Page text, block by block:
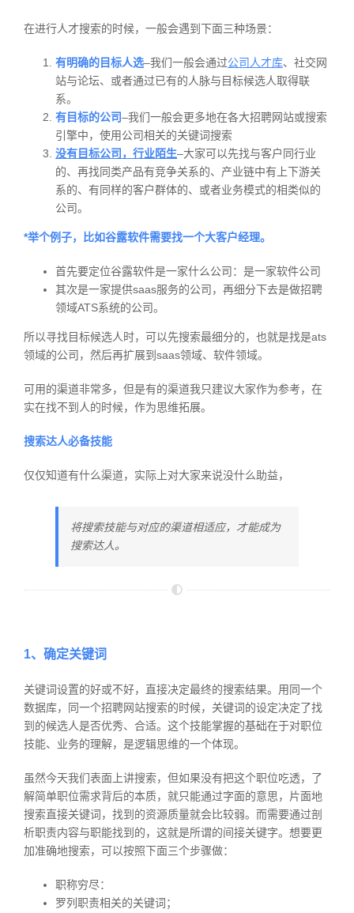
在进行人才搜索的时候，一般会遇到下面三种场景：
有明确的目标人选–我们一般会通过公司人才库、社交网
站与论坛、或者通过已有的人脉与目标候选人取得联
系。
有目标的公司–我们一般会更多地在各大招聘网站或搜索
引擎中，使用公司相关的关键词搜索
没有目标公司，行业陌生–大家可以先找与客户同行业
的、再找同类产品有竞争关系的、产业链中有上下游关
系的、有同样的客户群体的、或者业务模式的相类似的
公司。
*举个例子，比如谷露软件需要找一个大客户经理。
首先要定位谷露软件是一家什么公司：是一家软件公司
其次是一家提供saas服务的公司，再细分下去是做招聘
领域ATS系统的公司。
所以寻找目标候选人时，可以先搜索最细分的，也就是找是ats
领域的公司，然后再扩展到saas领域、软件领域。
可用的渠道非常多，但是有的渠道我只建议大家作为参考，在
实在找不到人的时候，作为思维拓展。
搜索达人必备技能
仅仅知道有什么渠道，实际上对大家来说没什么助益，
将搜索技能与对应的渠道相适应，才能成为
搜索达人。
1、确定关键词
关键词设置的好或不好，直接决定最终的搜索结果。用同一个
数据库，同一个招聘网站搜索的时候，关键词的设定决定了找
到的候选人是否优秀、合适。这个技能掌握的基础在于对职位
技能、业务的理解，是逻辑思维的一个体现。
虽然今天我们表面上讲搜索，但如果没有把这个职位吃透，了
解简单职位需求背后的本质，就只能通过字面的意思，片面地
搜索直接关键词，找到的资源质量就会比较弱。而需要通过剖
析职责内容与职能找到的，这就是所谓的间接关键字。想要更
加准确地搜索，可以按照下面三个步骤做：
职称穷尽：
罗列职责相关的关键词；